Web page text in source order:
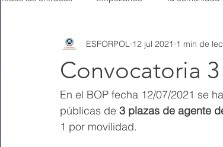
Convocatoria
ESFORPOL 12 jul 2021 1 min de
En el BOP fecha 12/07/2021 se
públicas de 3 plazas de agente
1 por movilidad.